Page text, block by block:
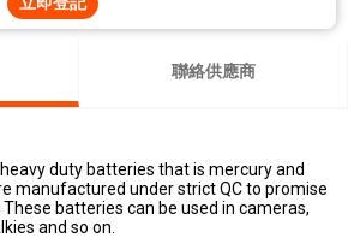
聯絡供應商
duty batteries that is mercury and
manufactured under strict QC to promise
batteries can be used in cameras,
and so on.